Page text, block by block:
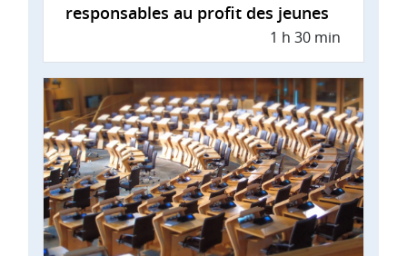
responsables au profit des jeunes
1 h 30 min